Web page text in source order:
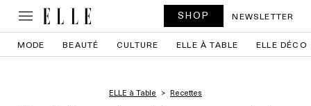
SHOP NEWSLETTER
MODE BEAUTÉ CULTURE ELLE À TABLE ELLE DÉCO
ELLE à Table Recettes